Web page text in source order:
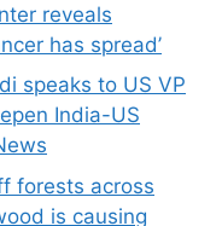
reveals
has spread’
speaks to US VP
India-US
forests across
is causing